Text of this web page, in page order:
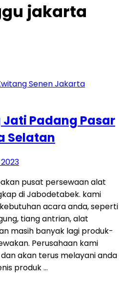
jakarta
Jati Padang Pasar
Selatan
pusat persewaan alat
di Jabodetabek. kami
acara anda, seperti
tiang antrian, alat
masih banyak lagi produk-
Perusahaan kami
akan terus melayani anda
produk …